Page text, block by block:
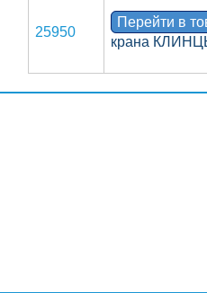
25950
Перейти в
крана